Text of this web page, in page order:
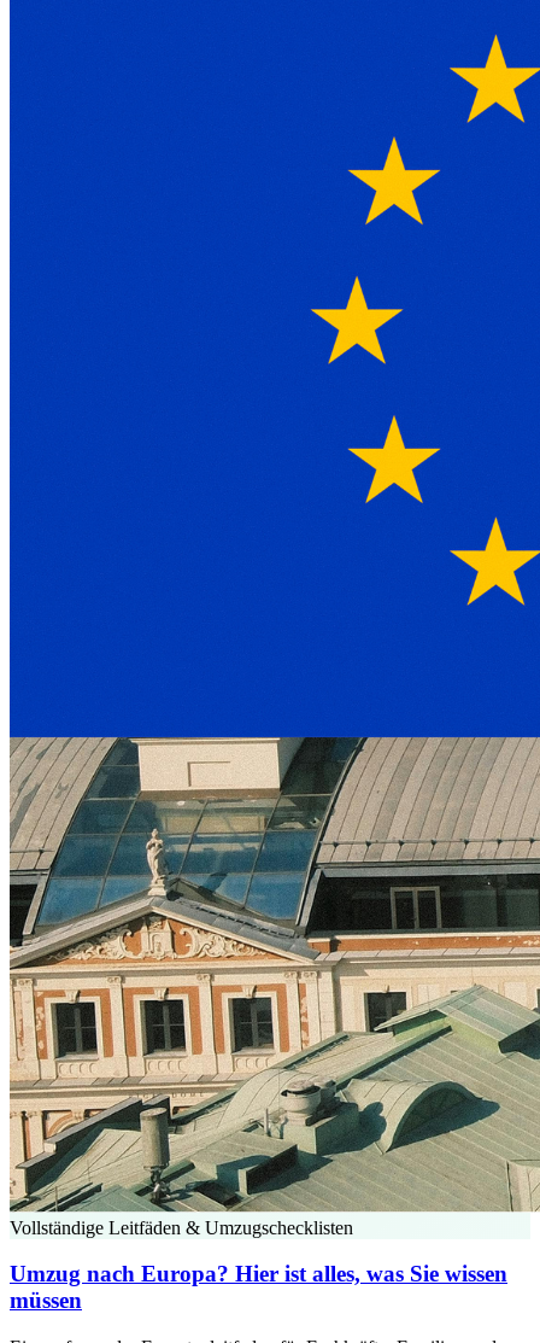
Vollständige Leitfäden & Umzugschecklisten
Umzug nach Europa? Hier ist alles, was Sie wissen
müssen